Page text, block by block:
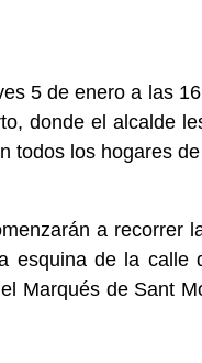
5 de enero a las
donde el alcalde
todos los hogares
a recorrer
esquina de la calle
Marqués de Sant